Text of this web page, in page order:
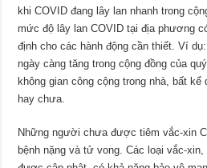
khi COVID đang lây lan nhanh trong
mức độ lây lan COVID tại địa phương
định cho các hành động cần thiết. Ví
ngày càng tăng trong cộng đồng của
không gian công cộng trong nhà, bất
hay chưa.
Những người chưa được tiêm vắc-xin
bệnh nặng và tử vong. Các loại vắc-